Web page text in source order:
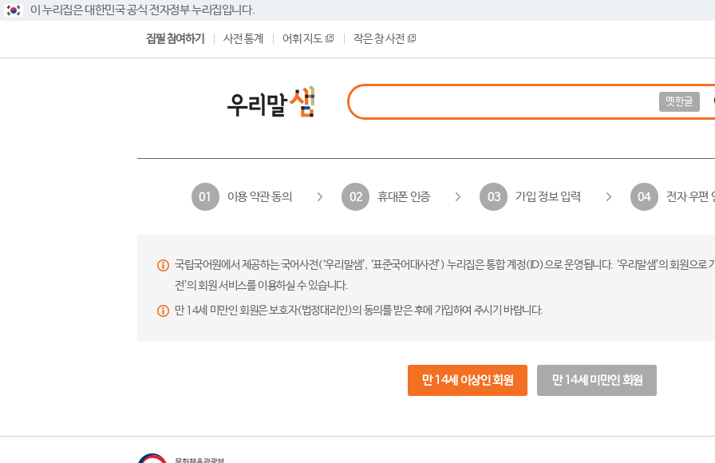
이 누리집은 대한민국 공식 전자정부 누리집입니다.
집필 참여하기 사전 통계 어휘 지도 작은 창 사전
옛한글
01 이용 약관 동의 02 휴대폰 인증 03 가입 정보 입력 04 전자 우편
국립국어원에서 제공하는 국어사전(‘우리말샘’, ‘표준국어대사전’) 누리집은 통합 계정(ID)으로 운영됩니다. ‘우리말샘’의 회원으
전’의 회원 서비스를 이용하실 수 있습니다.
만 14세 미만인 회원은 보호자(법정대리인)의 동의를 받은 후에 가입하여 주시기 바랍니다.
만 14세 이상인 회원 만 14세 미만인 회원